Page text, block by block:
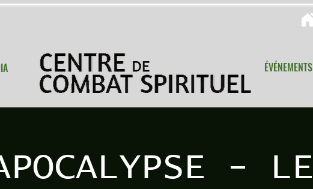
ÉVÉNEMENTS
- LE